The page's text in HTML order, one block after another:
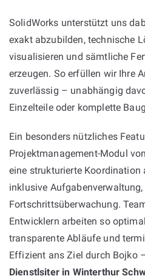
SolidWorks unterstützt uns
exakt abzubilden, technische
visualisieren und sämtliche
erzeugen. So erfüllen wir Ihre
zuverlässig – unabhängig
Einzelteile oder komplette
Ein besonders nützliches
Projektmanagement-Modul
eine strukturierte Koordination
inklusive
Fortschrittsüberwachung.
Entwicklern arbeiten so
transparente Abläufe und
Effizient ans Ziel durch Bojko –
Dienstlsiter in Winterthur